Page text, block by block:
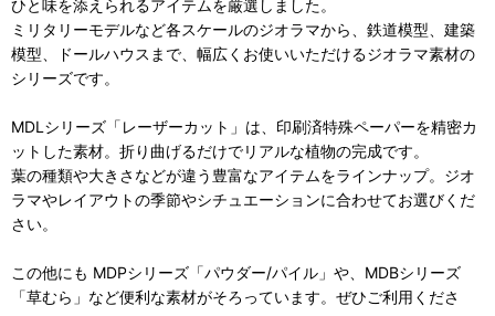
ひと味を添えられるアイテムを厳選しました。
ミリタリーモデルなど各スケールのジオラマから、鉄道模型、建築
模型、ドールハウスまで、幅広くお使いいただけるジオラマ素材の
シリーズです。
MDLシリーズ「レーザーカット」は、印刷済特殊ペーパーを精密カ
ットした素材。折り曲げるだけでリアルな植物の完成です。
葉の種類や大きさなどが違う豊富なアイテムをラインナップ。ジオ
ラマやレイアウトの季節やシチュエーションに合わせてお選びくだ
さい。
この他にも MDPシリーズ「パウダー/パイル」や、MDBシリーズ
「草むら」など便利な素材がそろっています。ぜひご利用くださ